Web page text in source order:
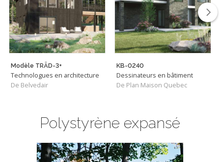
Modèle TRÄD-3+
Technologues en architecture
De Belvedair
KB-0240
Dessinateurs en bâtiment
De Plan Maison Quebec
Polystyrène expansé